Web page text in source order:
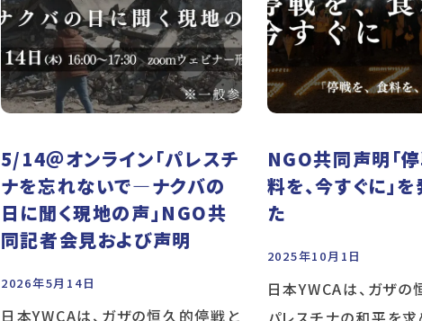
5/14＠オンライン「パレスチ
ナを忘れないで―ナクバの
日に聞く現地の声」NGO共
同記者会見および声明
2026年5月14日
日本YWCAは、ガザの恒久的停戦と
NGO共同声明「
料を、今すぐに」
た
2025年10月1日
日本YWCAは、ガザ